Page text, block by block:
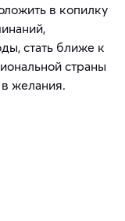
в копилку
стать ближе к
страны
желания.